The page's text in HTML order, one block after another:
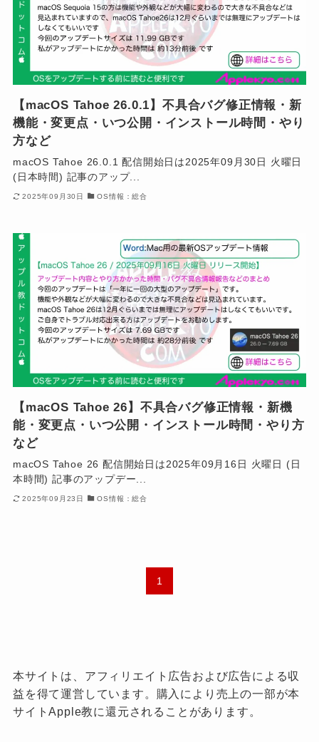
【macOS Tahoe 26.0.1】不具合バグ修正情報・新
機能・変更点・いつ公開・インストール時間・やり
方など
macOS Tahoe 26.0.1 配信開始日は2025年09月30日 火曜日
(日本時間) 記事のアップ...
2025年09月30日 OS情報：総合
【macOS Tahoe 26】不具合バグ修正情報・新機
能・変更点・いつ公開・インストール時間・やり方
など
macOS Tahoe 26 配信開始日は2025年09月16日 火曜日 (日
本時間) 記事のアップデー...
2025年09月23日 OS情報：総合
1
本サイトは、アフィリエイト広告および広告による収
益を得て運営しています。購入により売上の一部が本
サイトApple教に還元されることがあります。